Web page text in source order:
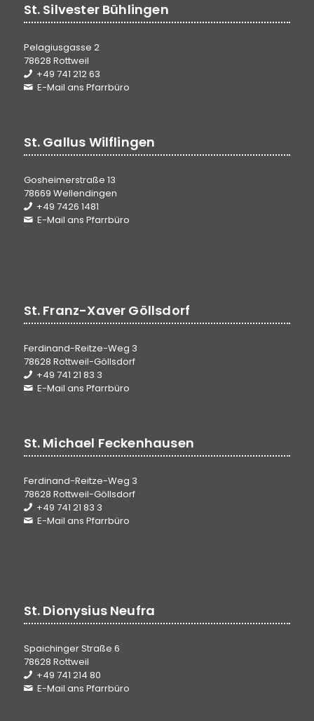
St. Silvester Bühlingen
Pelagiusgasse 2
78628 Rottweil
+49 741 212 63
E-Mail ans Pfarrbüro
St. Gallus Wilflingen
Gosheimerstraße 13
78669 Wellendingen
+49 7426 1481
E-Mail ans Pfarrbüro
St. Franz-Xaver Göllsdorf
Ferdinand-Reitze-Weg 3
78628 Rottweil-Göllsdorf
+49 741 21 83 3
E-Mail ans Pfarrbüro
St. Michael Feckenhausen
Ferdinand-Reitze-Weg 3
78628 Rottweil-Göllsdorf
+49 741 21 83 3
E-Mail ans Pfarrbüro
St. Dionysius Neufra
Spaichinger Straße 6
78628 Rottweil
+49 741 214 80
E-Mail ans Pfarrbüro